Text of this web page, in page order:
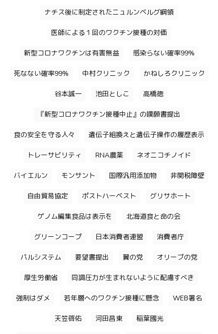
ナチス後に制定されたニュルンベルグ綱領
医師による１回のワクチン接種の対価
新型コロナワクチンは有害無益 感染らない確率99%
死なない確率99% 中村クリニック かねしろクリニック
谷本誠一 池田としこ 高橋徳
『新型コロナワクチン接種中止』の嘆願書提出
食の安全を守る人々 遺伝子組換えと遺伝子操作の履歴表示
トレーサビリティ RNA農薬 ネオニコチノイド
バイエルン モンサント 国際汎用添加物 非関税障壁
自由貿易協定 ポストハーベスト グリサホート
ゲノム編集食品は表示を 北海道食と命の会
グリーンコープ 日本消費者連盟 消費者庁
パルシステム 要望書提出 翼の党 オリーブの党
厚生労働省 同調圧力が生まれないように配慮すべき
強制はダメ 若年層へのワクチン接種に懸念 WEB署名
天笠啓佑 河田昌東 稲葉國光